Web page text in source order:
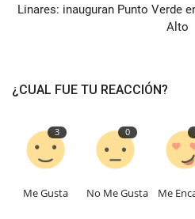
Linares: inauguran Punto Verde
Alto
¿CUAL FUE TU REACCIÓN?
3
Me Gusta
0
No Me Gusta Me